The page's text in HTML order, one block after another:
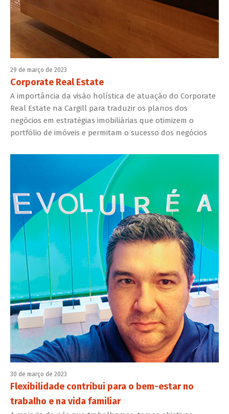
29 de março de 2023
Corporate Real Estate
A importância da visão holística de atuação do Corporate
Real Estate na Cargill para traduzir os planos dos
negócios em estratégias imobiliárias que otimizem o
portfólio de imóveis e permitam o sucesso dos negócios
30 de março de 2023
Flexibilidade contribui para o bem-estar no
trabalho e na vida familiar